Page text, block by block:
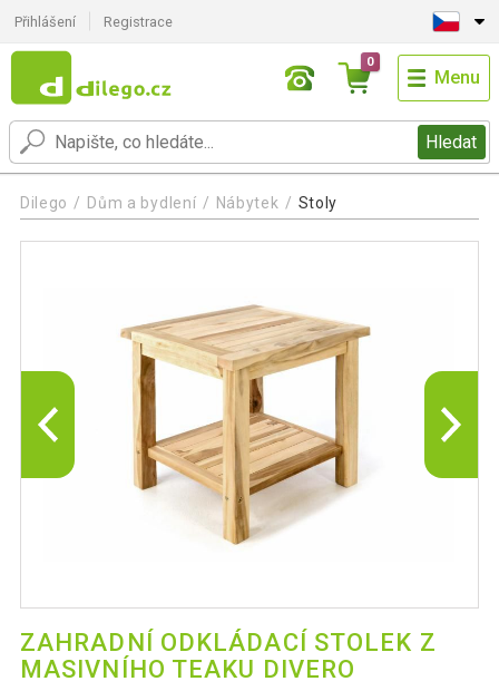
Přihlášení Registrace
Hledat
0
Menu
Dilego Dům a bydlení Nábytek Stoly
ZAHRADNÍ ODKLÁDACÍ STOLEK Z
MASIVNÍHO TEAKU DIVERO